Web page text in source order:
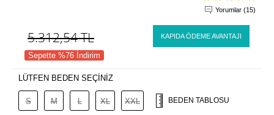
Yorumlar (15)
5.312,54TL KAPIDA ÖDEME AVANTAJI
Sepette %76 İndirim
LÜTFEN BEDEN SEÇİNİZ
S M L XL XXL BEDEN TABLOSU